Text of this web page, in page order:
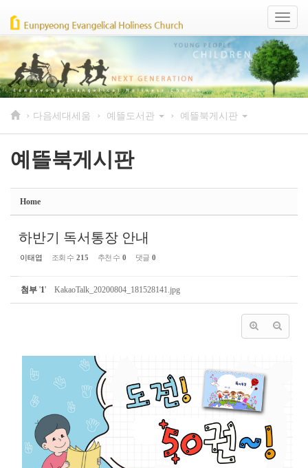
Toggle
› 다음세대세움 › 예뜰도서관 › 예뜰북게시판
예뜰북게시판
Home
하반기 독서통장 안내
이태엽 조회 수 215 추천 수 0 댓글 0
첨부 '1' KakaoTalk_20200804_181528141.jpg